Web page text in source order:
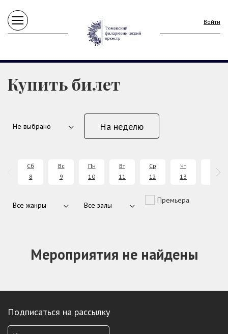
Войти
Купить билет
На неделю
Сб
8
Вс
9
Пн
10
Вт
11
Ср
12
Чт
13
14
Премьера
Мероприятия не найдены
Подписаться на рассылку